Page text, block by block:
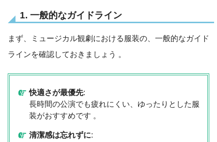
1. 一般的なガイドライン
まず、ミュージカル観劇における服装の、一般的なガイド
ラインを確認しておきましょう 。
快適さが最優先:
長時間の公演でも疲れにくい、ゆったりとした服
装がおすすめです 。
清潔感は忘れずに: